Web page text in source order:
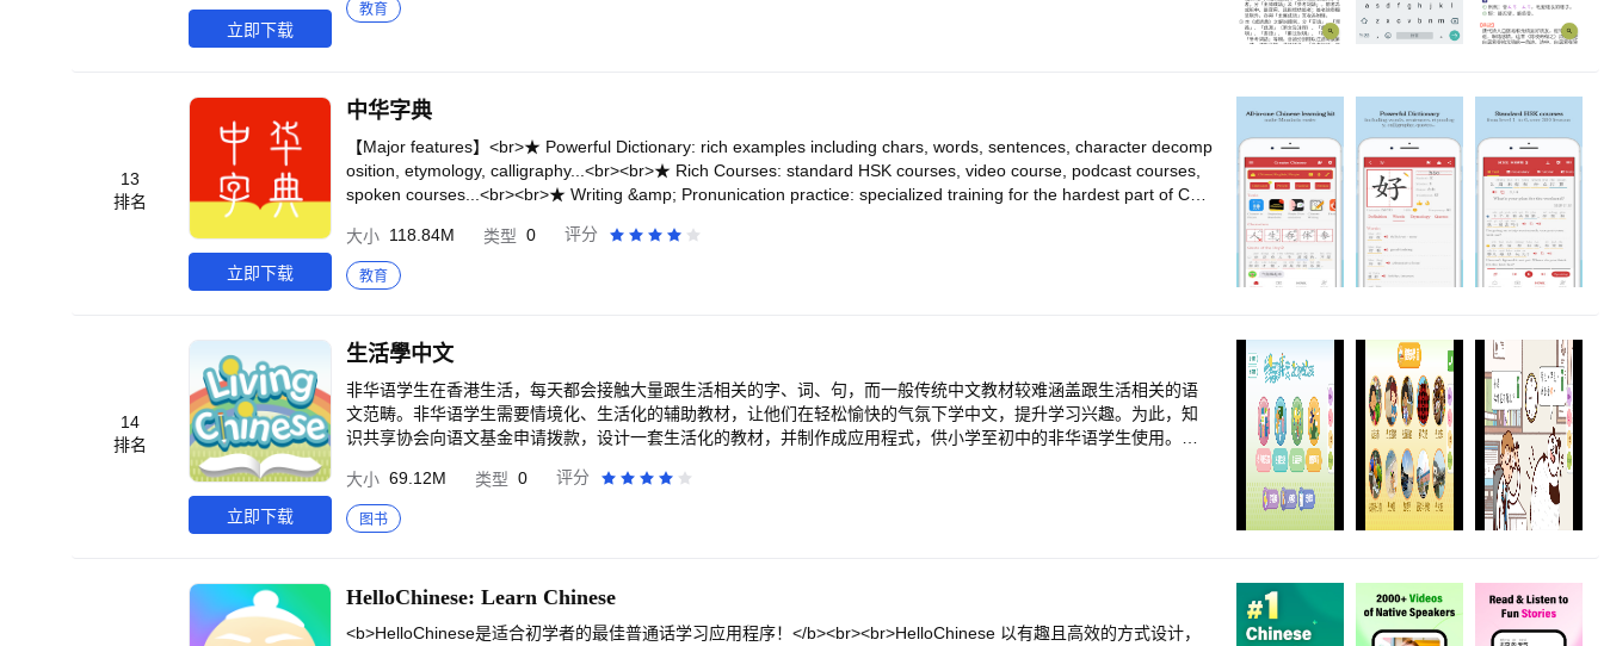
地语、阿拉伯语、泰语。<br><br><i>某些功能可能仅适用于普通话（中国大陆）或普通话（台湾）。</i>
立即下载
教育
13
排名
立即下载
中华字典
【Major features】<br>★ Powerful Dictionary: rich examples including chars, words, sentences, character decomp
osition, etymology, calligraphy...<br><br>★ Rich Courses: standard HSK courses, video course, podcast courses,
spoken courses...<br><br>★ Writing &amp; Pronunication practice: specialized training for the hardest part of Chin
ake a mock test, save you a lot<br><br>★ Practical Tools: pinyin news, flashcards, Chinese to pinyin, Chinese con
verter, chat classroom, more appendices...<br><br>Get it now! Join our Telegram group if you have any questions:
https://t.me/+-HAJP76ube05NzJl<br><br>【User Reviews】<br>「This is the best app you could possibly find out t
well Kinyua<br><br>「That a great app to learn Chinese . You can just read HSKs to learn . You can also record y
our own pronunciation and compare it with the native Chinese pronunciation. Thank you for making this app.」<br
>Fatima Sh<br><br>「I&#39;m really enjoying this app. It has so much to offer and more and more is being adde
d. I upgraded to premium pretty soon after I tried it. Edit - thank you for fixing the issue I raised with the videos!」<
br>Alexandra Longacre<br><br>「Amazing app ever for study Chinese」<br>ABDLMEJED EMAM SHEFA<br><br
大小 118.84M 类型 0 评分
教育
14
排名
立即下载
生活學中文
非华语学生在香港生活，每天都会接触大量跟生活相关的字、词、句，而一般传统中文教材较难涵盖跟生活相关的语
文范畴。非华语学生需要情境化、生活化的辅助教材，让他们在轻松愉快的气氛下学中文，提升学习兴趣。为此，知
识共享协会向语文基金申请拨款，设计一套生活化的教材，并制作成应用程式，供小学至初中的非华语学生使用。
《生活百科》)，三个程度(高中初级)；学习材料形式多样有趣：包括动画、漫画及绘本故事等。另外10篇是体验学习
专题，一方面增强学生对香港的归属感，另一方面希望通过生活实践，将知识转化成能力。
大小 69.12M 类型 0 评分
图书
HelloChinese: Learn Chinese
<b>HelloChinese是适合初学者的最佳普通话学习应用程序！</b><br><br>HelloChinese 以有趣且高效的方式设计，